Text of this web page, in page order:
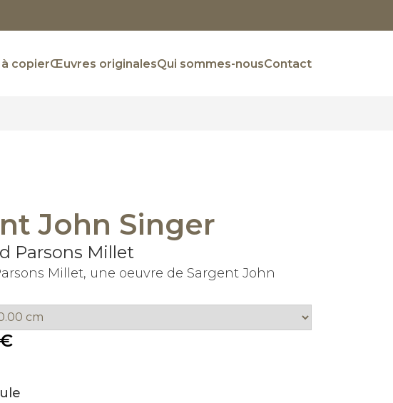
copierŒuvres originalesQui sommes-nousContact
John Singer
Parsons Millet
Millet, une oeuvre de Sargent John